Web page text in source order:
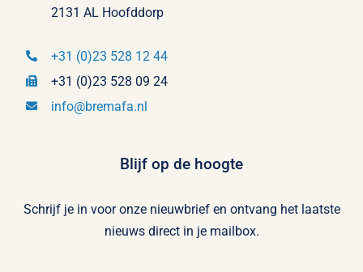
2131 AL Hoofddorp
+31 (0)23 528 12 44
+31 (0)23 528 09 24
info@bremafa.nl
Blijf op de hoogte
Schrijf je in voor onze nieuwbrief en ontvang het laatste
nieuws direct in je mailbox.